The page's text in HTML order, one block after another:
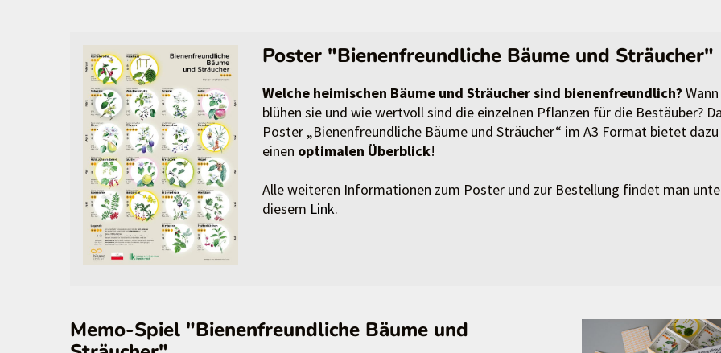
Poster "Bienenfreundliche Bäume und Sträucher"
Welche heimischen Bäume und Sträucher sind bienenfreundlich? Wann
blühen sie und wie wertvoll sind die einzelnen Pflanzen für die Bestäuber?
Poster „Bienenfreundliche Bäume und Sträucher“ im A3 Format bietet dazu
einen optimalen Überblick!
Alle weiteren Informationen zum Poster und zur Bestellung findet man
diesem Link.
Memo-Spiel "Bienenfreundliche Bäume und